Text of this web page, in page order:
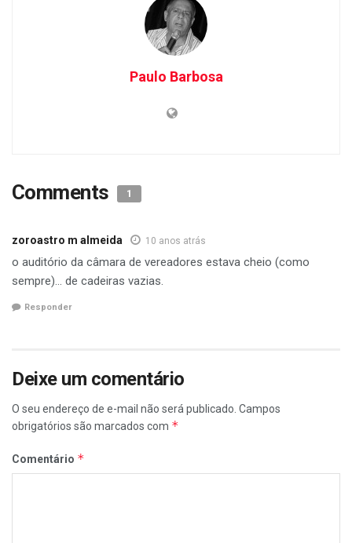
Paulo Barbosa
Comments 1
zoroastro m almeida 10 anos atrás
o auditório da câmara de vereadores estava cheio (como
sempre)… de cadeiras vazias.
Responder
Deixe um comentário
O seu endereço de e-mail não será publicado. Campos
obrigatórios são marcados com *
Comentário *